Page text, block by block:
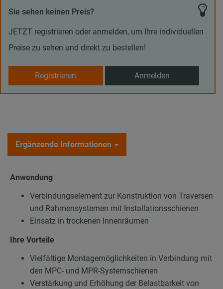
Sie sehen keinen Preis?
JETZT registrieren oder anmelden, um Ihre individuellen
Preise zu sehen und direkt zu bestellen!
Registrieren Anmelden
Ergänzende Informationen
Anwendung
Verbindungselement zur Konstruktion von Traversen
und Rahmensystemen mit Installationsschienen
Einsatz in trockenen Innenräumen
Ihre Vorteile
Vielfältige Montagemöglichkeiten in Verbindung mit
den MPC- und MPR-Systemschienen
Verstärkung und Erhöhung der Belastbarkeit von